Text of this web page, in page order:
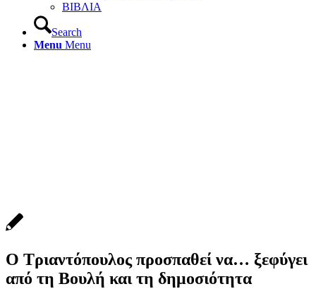
ΒΙΒΛΙΑ
Search
Menu Menu
Ο Τριαντόπουλος προσπαθεί να… ξεφύγει
από τη Βουλή και τη δημοσιότητα